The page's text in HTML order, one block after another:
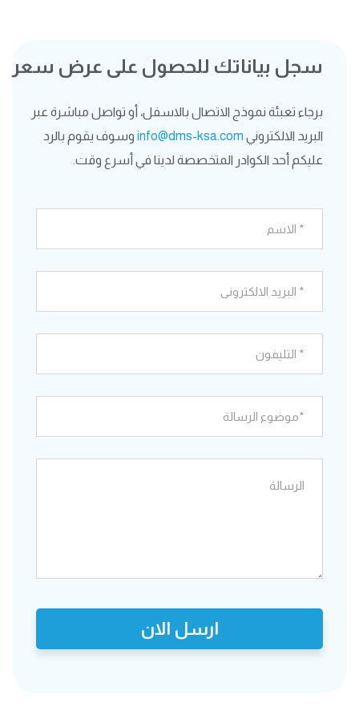
سجل بياناتك للحصول على عرض سعر
برجاء تعبئة نموذج الاتصال بالاسفل، أو تواصل مباشرة عبر
البريد الالكتروني info@dms-ksa.com وسوف يقوم بالرد
عليكم أحد الكوادر المتخصصة لدينا في أسرع وقت.
ارسل الان